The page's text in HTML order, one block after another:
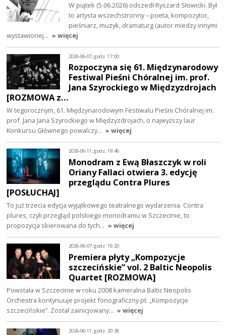
W piątek (5.06.2026) odszedł Ryszard Słowicki. Był
to artysta wszechstronny – poeta, kompozytor,
pieśniarz, muzyk, dramaturg (autor miedzy innymi
wystawionej… » więcej
2026-06-07, godz. 17:00
Rozpoczyna się 61. Międzynarodowy
Festiwal Pieśni Chóralnej im. prof.
Jana Szyrockiego w Międzyzdrojach
[ROZMOWA z…
W tegorocznym, 61. Międzynarodowym Festiwalu Pieśni Chóralnej im.
prof. Jana Jana Szyrockiego w Międzyzdrojach, o najwyższy laur
Konkursu Głównego powalczy… » więcej
2026-06-11, godz. 19:46
Monodram z Ewą Błaszczyk w roli
Oriany Fallaci otwiera 3. edycję
przeglądu Contra Plures
[POSŁUCHAJ]
To już trzecia edycja wyjątkowego teatralnego wydarzenia. Contra
plures, czyli przegląd polskiego monodramu w Szczecinie, to
propozycja skierowana do tych… » więcej
2026-06-07, godz. 16:20
Premiera płyty „Kompozycje
szczecińskie” vol. 2 Baltic Neopolis
Quartet [ROZMOWA]
Powstała w Szczecinie w roku 2008 kameralna Baltic Neopolis
Orchestra kontynuuje projekt fonograficzny pt. „Kompozycje
szczecińskie”. Został zainicjowany… » więcej
2026-06-11, godz. 20:38